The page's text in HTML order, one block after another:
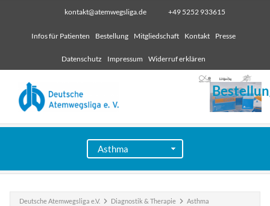
kontakt@atemwegsliga.de +49 5252 933615
Infos für Patienten Bestellung Mitgliedschaft Kontakt Presse
Datenschutz Impressum Widerruf erklären
Deutsche Atemwegsliga e.V. Diagnostik & Therapie Asthma